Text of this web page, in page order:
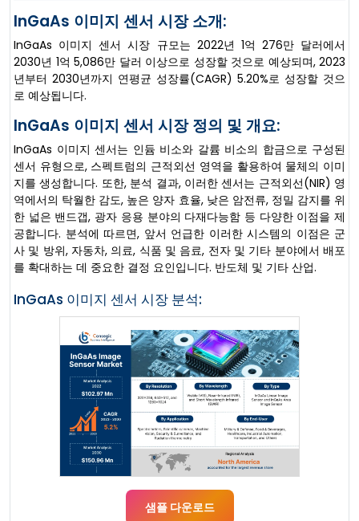
InGaAs 이미지 센서 시장 소개:
InGaAs 이미지 센서 시장 규모는 2022년 1억 276만 달러에서
2030년 1억 5,086만 달러 이상으로 성장할 것으로 예상되며, 2023
년부터 2030년까지 연평균 성장률(CAGR) 5.20%로 성장할 것으
로 예상됩니다.
InGaAs 이미지 센서 시장 정의 및 개요:
InGaAs 이미지 센서는 인듐 비소와 갈륨 비소의 합금으로 구성된
센서 유형으로, 스펙트럼의 근적외선 영역을 활용하여 물체의 이미
지를 생성합니다. 또한, 분석 결과, 이러한 센서는 근적외선(NIR) 영
역에서의 탁월한 감도, 높은 양자 효율, 낮은 암전류, 정밀 감지를 위
한 넓은 밴드갭, 광자 응용 분야의 다재다능함 등 다양한 이점을 제
공합니다. 분석에 따르면, 앞서 언급한 이러한 시스템의 이점은 군
사 및 방위, 자동차, 의료, 식품 및 음료, 전자 및 기타 분야에서 배포
를 확대하는 데 중요한 결정 요인입니다. 반도체 및 기타 산업.
InGaAs 이미지 센서 시장 분석:
샘플 다운로드